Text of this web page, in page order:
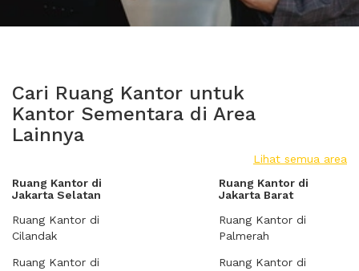
Cari Ruang Kantor untuk
Kantor Sementara di Area
Lainnya
Lihat semua area
Ruang Kantor di
Jakarta Selatan
Ruang Kantor di
Cilandak
Ruang Kantor di
Ruang Kantor di
Jakarta Barat
Ruang Kantor di
Palmerah
Ruang Kantor di